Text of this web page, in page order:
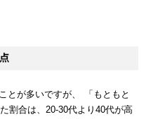
とが多いですが、 「もともと
割合は、20-30代より40代が高